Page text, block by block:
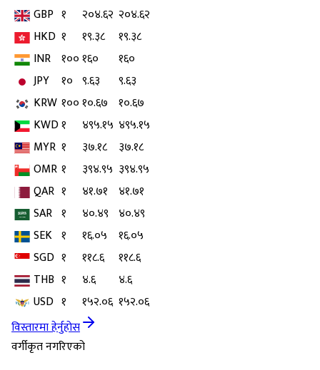
GBP १ २०४.६२ २०४.६२
HKD १ १९.३८
१९.३८
INR १००१६०
१६०
JPY
१० ९.६३
९.६३
KRW १००१०.६७ १०.६७
KWD१ ४९५.१५ ४९५.१५
MYR १ ३७.१८
३७.१८
OMR १ ३९४.९५ ३९४.९५
QAR १ ४१.७१
४१.७१
SAR १ ४०.४९ ४०.४९
SEK १ १६.०५
१६.०५
SGD १ ११८.६
११८.६
THB १ ४.६
४.६
USD १ १५२.०६ १५२.०६
विस्तारमा हेर्नुहोस
वर्गीकृत नगरिएको